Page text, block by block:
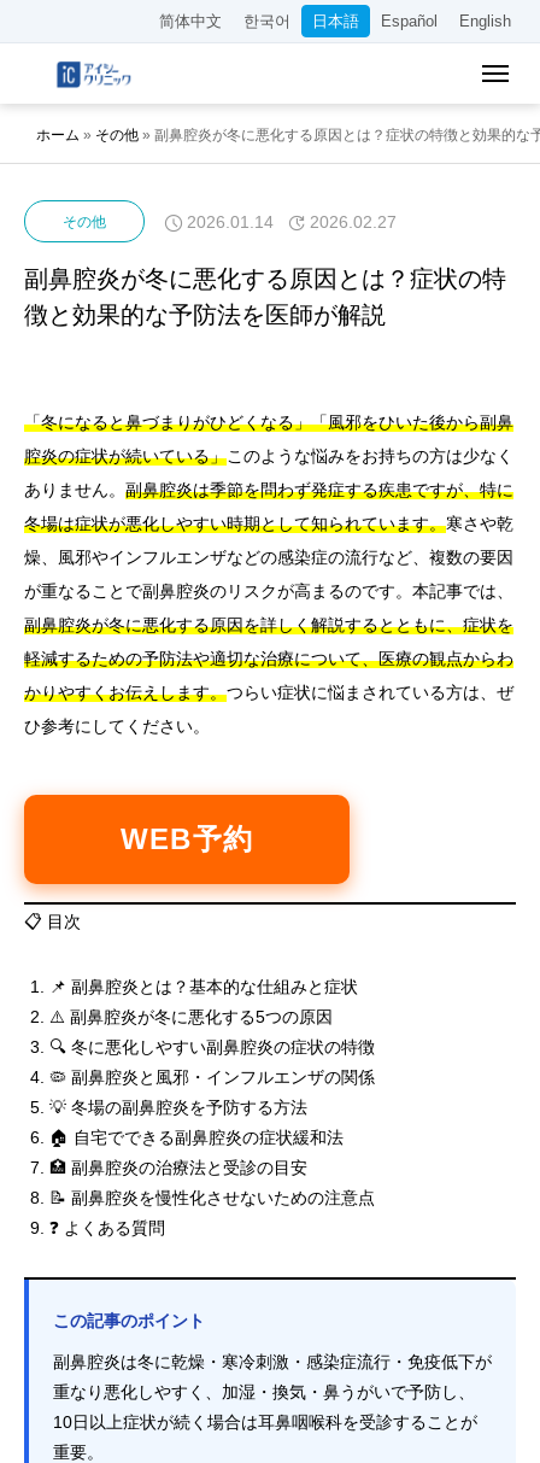
简体中文 한국어 日本語 Español English
ホーム » その他 » 副鼻腔炎が冬に悪化する原因とは？症状の特徴と効果的な
その他 2026.01.14 2026.02.27
副鼻腔炎が冬に悪化する原因とは？症状の特
徴と効果的な予防法を医師が解説
「冬になると鼻づまりがひどくなる」「風邪をひいた後から副鼻
腔炎の症状が続いている」このような悩みをお持ちの方は少なく
ありません。 副鼻腔炎は季節を問わず発症する疾患ですが、特に
冬場は症状が悪化しやすい時期として知られています。寒さや乾
燥、風邪やインフルエンザなどの感染症の流行など、複数の要因
が重なることで副鼻腔炎のリスクが高まるのです。本記事では、
副鼻腔炎が冬に悪化する原因を詳しく解説するとともに、症状を
軽減するための予防法や適切な治療について、医療の観点からわ
かりやすくお伝えします。つらい症状に悩まされている方は、ぜ
ひ参考にしてください。
WEB予約
📋 目次
📌 副鼻腔炎とは？基本的な仕組みと症状
⚠️ 副鼻腔炎が冬に悪化する5つの原因
🔍 冬に悪化しやすい副鼻腔炎の症状の特徴
🦠 副鼻腔炎と風邪・インフルエンザの関係
💡 冬場の副鼻腔炎を予防する方法
🏠 自宅でできる副鼻腔炎の症状緩和法
🏥 副鼻腔炎の治療法と受診の目安
📝 副鼻腔炎を慢性化させないための注意点
❓ よくある質問
この記事のポイント
副鼻腔炎は冬に乾燥・寒冷刺激・感染症流行・免疫低下が
重なり悪化しやすく、加湿・換気・鼻うがいで予防し、
10日以上症状が続く場合は耳鼻咽喉科を受診することが
重要。